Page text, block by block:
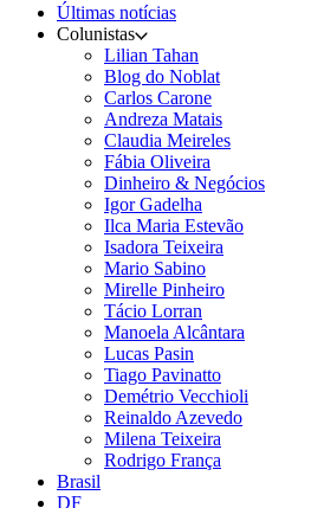
Últimas notícias
Colunistas
Lilian Tahan
Blog do Noblat
Carlos Carone
Andreza Matais
Claudia Meireles
Fábia Oliveira
Dinheiro & Negócios
Igor Gadelha
Ilca Maria Estevão
Isadora Teixeira
Mario Sabino
Mirelle Pinheiro
Tácio Lorran
Manoela Alcântara
Lucas Pasin
Tiago Pavinatto
Demétrio Vecchioli
Reinaldo Azevedo
Milena Teixeira
Rodrigo França
Brasil
DF